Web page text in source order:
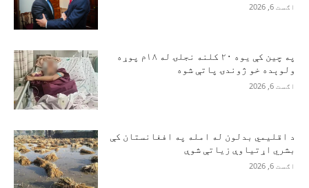
اګست 6, 2026
په چین کې یوه ۲۰ کلنه نجلۍ له ۱۸م پوړه
ولوېده خو ژوندۍ پاتې شوه
اګست 6, 2026
د اقلیمي بدلون له امله په افغانستان کې
بشري اړتیاوې زیاتې شوې
اګست 6, 2026